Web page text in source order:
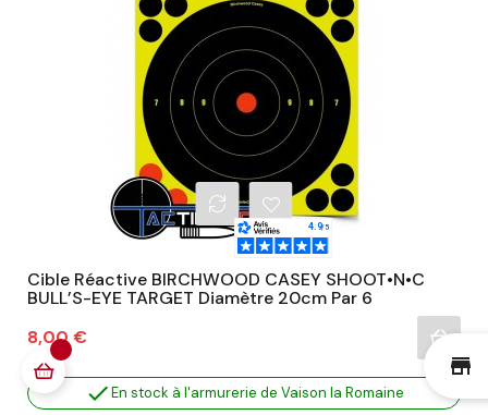
Cible Réactive BIRCHWOOD CASEY SHOOT•N•C
BULL’S-EYE TARGET Diamètre 20cm Par 6
Prix
8,00 €
En stock à l'armurerie de Vaison la Romaine